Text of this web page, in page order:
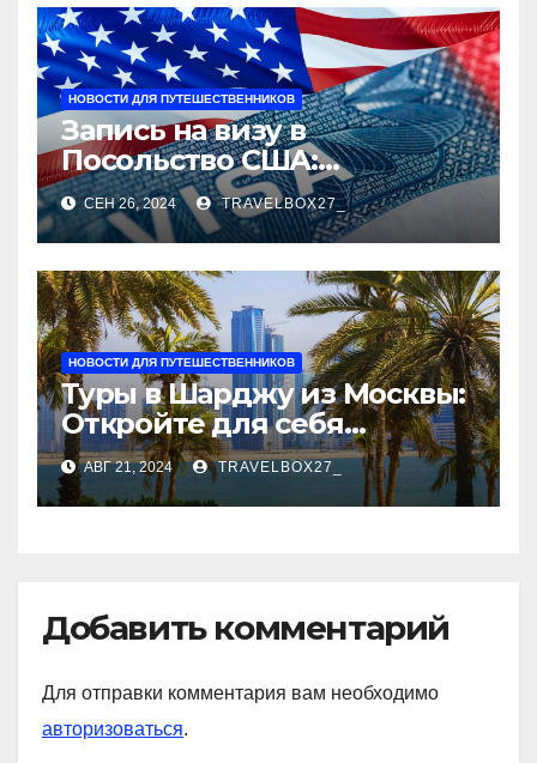
НОВОСТИ ДЛЯ ПУТЕШЕСТВЕННИКОВ
Запись на визу в
Посольство США:
Пошаговое руководство
СЕН 26, 2024 TRAVELBOX27_
НОВОСТИ ДЛЯ ПУТЕШЕСТВЕННИКОВ
Туры в Шарджу из Москвы:
Откройте для себя
культурное сердце ОАЭ
АВГ 21, 2024 TRAVELBOX27_
Добавить комментарий
Для отправки комментария вам необходимо
авторизоваться.